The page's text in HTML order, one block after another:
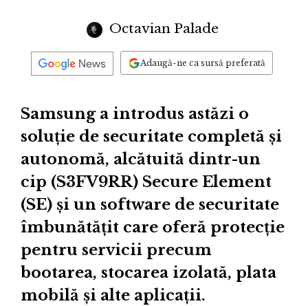
Octavian Palade
Adaugă-ne ca sursă preferată
Samsung a introdus astăzi o
soluție de securitate completă și
autonomă, alcătuită dintr-un
cip (S3FV9RR) Secure Element
(SE) și un software de securitate
îmbunătățit care oferă protecție
pentru servicii precum
bootarea, stocarea izolată, plata
mobilă și alte aplicații.